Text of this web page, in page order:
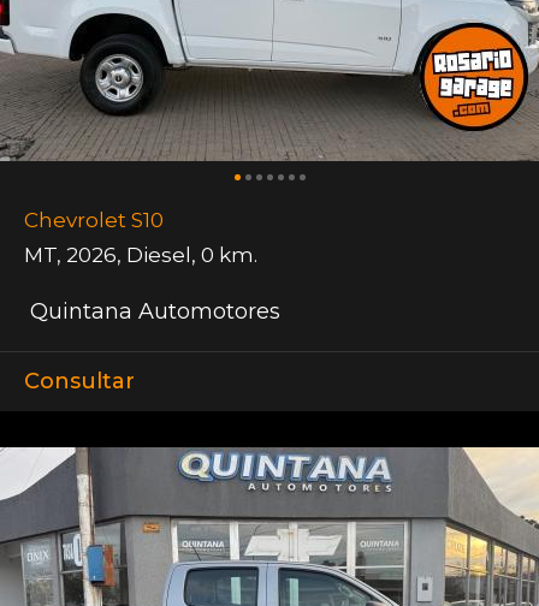
Chevrolet S10
MT, 2026, Diesel, 0 km.
Quintana Automotores
Consultar